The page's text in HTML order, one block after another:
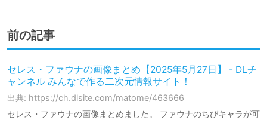
前の記事
セレス・ファウナの画像まとめ【2025年5月27日】 - DLチ
ャンネル みんなで作る二次元情報サイト！
出典: https://ch.dlsite.com/matome/463666
セレス・ファウナの画像まとめました。 ファウナのちびキャラが可